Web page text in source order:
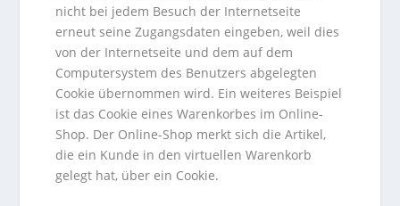
nicht bei jedem Besuch der Internetseite
erneut seine Zugangsdaten eingeben, weil dies
von der Internetseite und dem auf dem
Computersystem des Benutzers abgelegten
Cookie übernommen wird. Ein weiteres Beispiel
ist das Cookie eines Warenkorbes im Online-
Shop. Der Online-Shop merkt sich die Artikel,
die ein Kunde in den virtuellen Warenkorb
gelegt hat, über ein Cookie.